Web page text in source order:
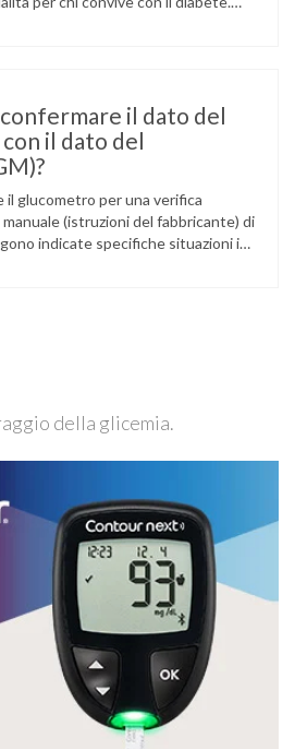
il dato del
il dato del
il glucometro per una verifica
(istruzioni del fabbricante) di
indicate specifiche situazioni in
della glicemia.